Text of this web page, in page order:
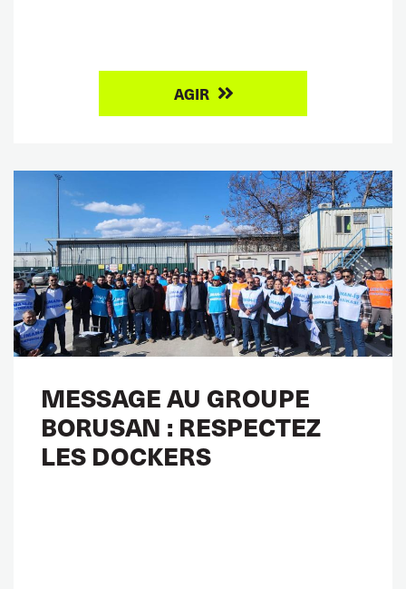
AGIR
MESSAGE AU GROUPE
BORUSAN : RESPECTEZ
LES DOCKERS